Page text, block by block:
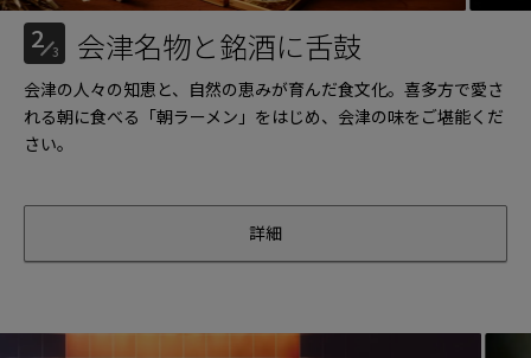
2 3 会津名物と銘酒に舌鼓
会津の人々の知恵と、自然の恵みが育んだ食文化。喜多方で愛さ
れる朝に食べる「朝ラーメン」をはじめ、会津の味をご堪能くだ
さい。
詳細